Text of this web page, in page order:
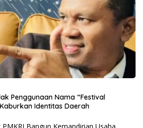
Penggunaan Nama “Festival
Identitas Daerah